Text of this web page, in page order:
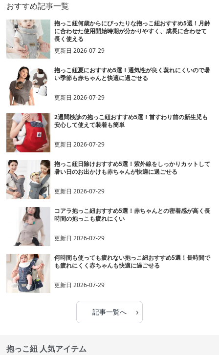
おすすめ記事一覧
抱っこ紐何歳からにぴったりな抱っこ紐おすすめ5選！月齢
に合わせた使用開始時期が分かりやすく、成長に合わせて
長く使える
更新日2026-07-29
抱っこ紐夏におすすめ5選！通気性が良く蒸れにくいので暑
い季節も赤ちゃんと快適に過ごせる
更新日2026-07-29
2週間検診の抱っこ紐おすすめ5選！首すわり前の新生児も
安心して使えて装着も簡単
更新日2026-07-29
抱っこ紐日除けおすすめ5選！紫外線をしっかりカットして
暑い日のお出かけも赤ちゃんが快適に過ごせる
更新日2026-07-29
コアラ抱っこ紐おすすめ5選！赤ちゃんとの密着感が高く長
時間の抱っこも疲れにくい
更新日2026-07-29
何時間も使っても疲れない抱っこ紐おすすめ5選！長時間で
も疲れにくく赤ちゃんも快適に過ごせる
更新日2026-07-29
記事一覧へ ›
抱っこ紐 人気アイテム